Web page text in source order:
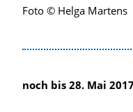
Foto © Helga Martens
noch bis 28. Mai